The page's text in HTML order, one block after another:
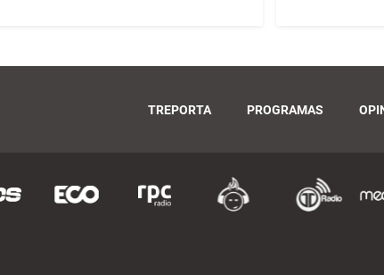
TREPORTA PROGRAMAS